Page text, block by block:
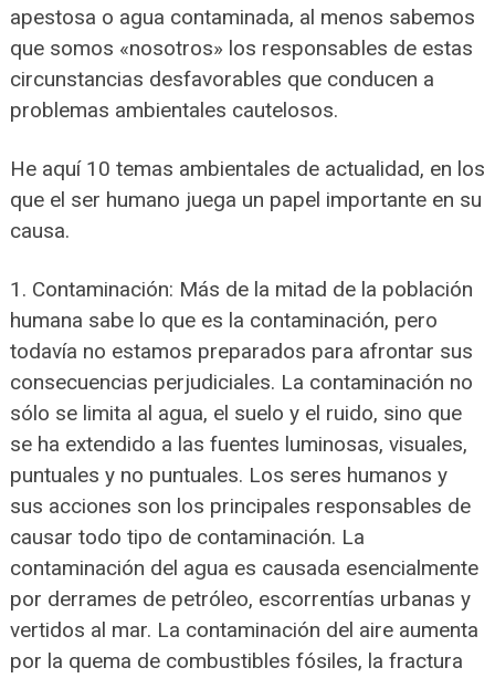
apestosa o agua contaminada, al menos sabemos
que somos «nosotros» los responsables de estas
circunstancias desfavorables que conducen a
problemas ambientales cautelosos.
He aquí 10 temas ambientales de actualidad, en los
que el ser humano juega un papel importante en su
causa.
1. Contaminación: Más de la mitad de la población
humana sabe lo que es la contaminación, pero
todavía no estamos preparados para afrontar sus
consecuencias perjudiciales. La contaminación no
sólo se limita al agua, el suelo y el ruido, sino que
se ha extendido a las fuentes luminosas, visuales,
puntuales y no puntuales. Los seres humanos y
sus acciones son los principales responsables de
causar todo tipo de contaminación. La
contaminación del agua es causada esencialmente
por derrames de petróleo, escorrentías urbanas y
vertidos al mar. La contaminación del aire aumenta
por la quema de combustibles fósiles, la fractura